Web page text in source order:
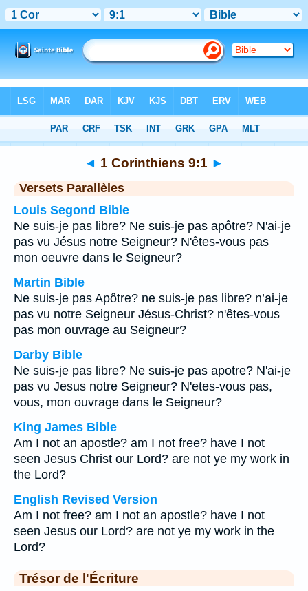
> Chapitre 9 > Verset 1
◄ 1 Corinthiens 9:1 ►
Versets Parallèles
Louis Segond Bible
Ne suis-je pas libre? Ne suis-je pas apôtre? N'ai-je
pas vu Jésus notre Seigneur? N'êtes-vous pas
mon oeuvre dans le Seigneur?
Martin Bible
Ne suis-je pas Apôtre? ne suis-je pas libre? n’ai-je
pas vu notre Seigneur Jésus-Christ? n'êtes-vous
pas mon ouvrage au Seigneur?
Darby Bible
Ne suis-je pas libre? Ne suis-je pas apotre? N'ai-je
pas vu Jesus notre Seigneur? N'etes-vous pas,
vous, mon ouvrage dans le Seigneur?
King James Bible
Am I not an apostle? am I not free? have I not
seen Jesus Christ our Lord? are not ye my work in
the Lord?
English Revised Version
Am I not free? am I not an apostle? have I not
seen Jesus our Lord? are not ye my work in the
Lord?
Trésor de l'Écriture